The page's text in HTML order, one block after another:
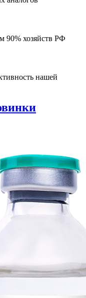
90% хозяйств РФ
нашей